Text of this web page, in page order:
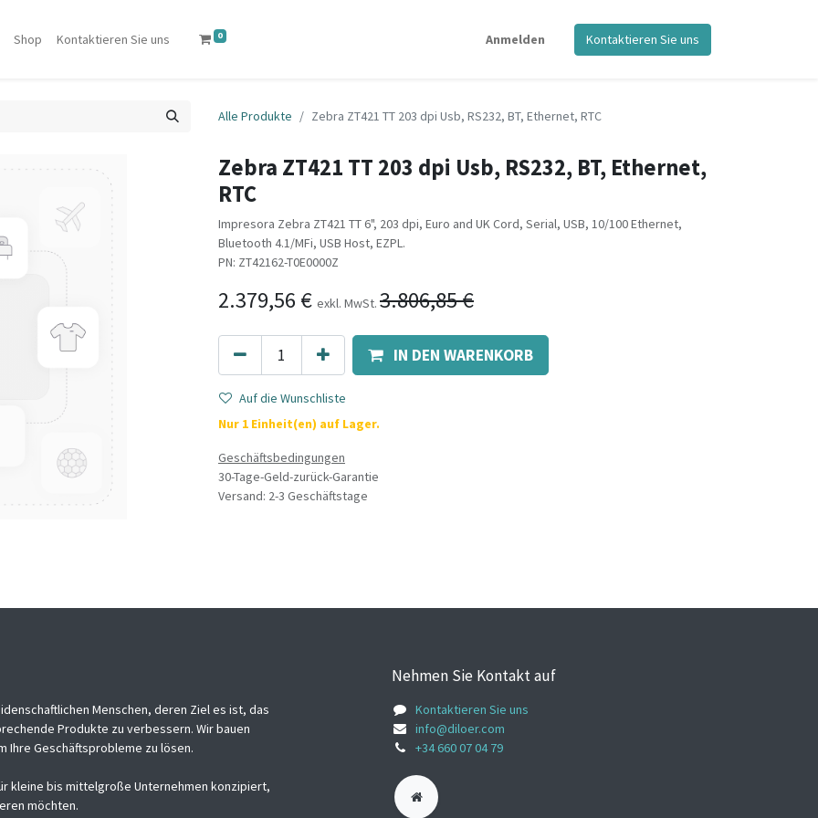
Shop Kontaktieren Sie uns 0 Anmelden Kontaktieren Sie uns
Alle Produkte Zebra ZT421 TT 203 dpi Usb, RS232, BT, Ethernet, RTC
Zebra ZT421 TT 203 dpi Usb, RS232, BT, Ethernet,
RTC
Impresora Zebra ZT421 TT 6", 203 dpi, Euro and UK Cord, Serial, USB, 10/100 Ethernet,
Bluetooth 4.1/MFi, USB Host, EZPL.
PN: ZT42162-T0E0000Z
2.379,56 € exkl. MwSt. 3.806,85€
IN DEN WARENKORB
Auf die Wunschliste
Nur 1 Einheit(en) auf Lager.
Geschäftsbedingungen
30-Tage-Geld-zurück-Garantie
Versand: 2-3 Geschäftstage
Menschen, deren Ziel es ist, das
Produkte zu verbessern. Wir bauen
Ihre Geschäftsprobleme zu lösen.
kleine bis mittelgroße Unternehmen konzipiert,
möchten.
Nehmen Sie Kontakt auf
Kontaktieren Sie uns
info@diloer.com
+34 660 07 04 79